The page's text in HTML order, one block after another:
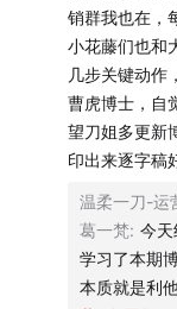
我一直以来都非
1.0 时代还是今
观点：营销其实
碎片化下的营销
写了一篇文章《
了很多人的心声。
另一方面，品牌
销群我也在，
小花藤们也和
几步关键动作
曹虎博士，自
望刀姐多更新
印出来逐字稿
温柔一刀-运
葛一梵: 今
学习了本期
本质就是利他